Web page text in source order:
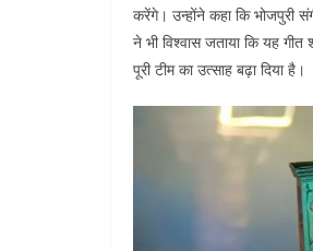
करेंगे। उन्होंने कहा कि भोजपुरी
ने भी विश्वास जताया कि यह
पूरी टीम का उत्साह बढ़ा दिया है।